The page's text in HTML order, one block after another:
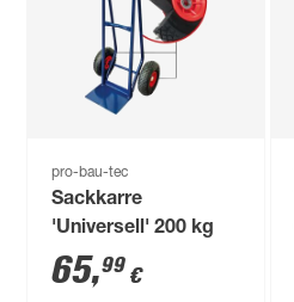
pro-bau-tec
Sackkarre
'Universell' 200 kg
65,99 €